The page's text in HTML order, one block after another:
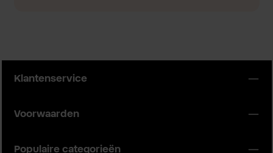
Klantenservice
Voorwaarden
Populaire categorieën